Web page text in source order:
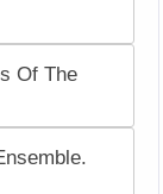
Of The